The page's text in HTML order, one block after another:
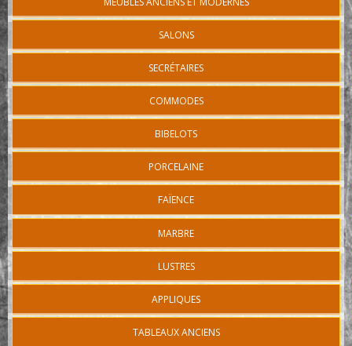
SALONS
SECRÉTAIRES
COMMODES
BIBELOTS
PORCELAINE
FAÏENCE
MARBRE
LUSTRES
APPLIQUES
TABLEAUX ANCIENS